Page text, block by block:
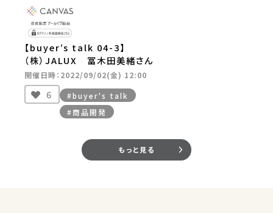
【buyer’s talk 04-3】
（株）JALUX 冨木田美緒さん
開催日時：2022/09/02(金) 12:00
6
#buyer's talk
#商品開発
もっと見る